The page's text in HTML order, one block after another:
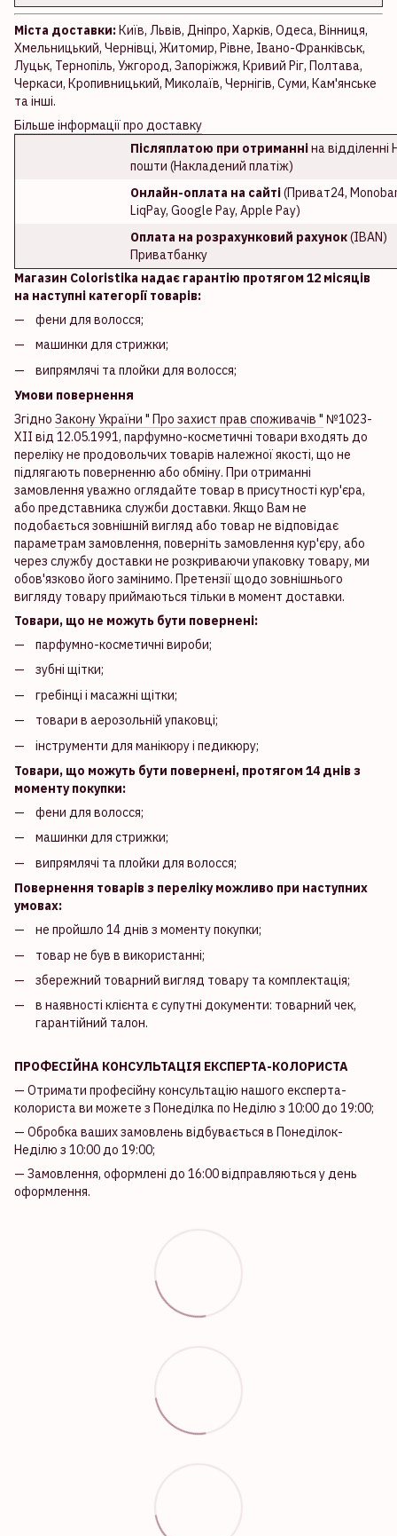
Міста доставки:Київ, Львів, Дніпро, Харків, Одеса, Вінниця,
Хмельницький, Чернівці, Житомир, Рівне, Івано-Франківськ,
Луцьк, Тернопіль, Ужгород, Запоріжжя, Кривий Ріг, Полтава,
Черкаси, Кропивницький, Миколаїв, Чернігів, Суми, Кам'янське
та інші.
Більше інформації про доставку
Післяплатою при отриманніна відділенні
пошти (Накладений платіж)
Онлайн-оплата на сайті(Приват24,
LiqPay, Google Pay, Apple Pay)
Оплата на розрахунковий рахунок(IBAN)
Приватбанку
Магазин Coloristika надає гарантію протягом 12 місяців
на наступні категорії товарів:
фени для волосся;
машинки для стрижки;
випрямлячі та плойки для волосся;
Умови повернення
Згідно Закону України " Про захист прав споживачів " №1023-
XII від 12.05.1991, парфумно-косметичні товари входять до
переліку не продовольчих товарів належної якості, що не
підлягають поверненню або обміну. При отриманні
замовлення уважно оглядайте товар в присутності кур'єра,
або представника служби доставки. Якщо Вам не
подобається зовнішній вигляд або товар не відповідає
параметрам замовлення, поверніть замовлення кур'єру, або
через службу доставки не розкриваючи упаковку товару, ми
обов'язково його замінимо. Претензії щодо зовнішнього
вигляду товару приймаються тільки в момент доставки.
Товари, що не можуть бути повернені:
парфумно-косметичні вироби;
зубні щітки;
гребінці і масажні щітки;
товари в аерозольній упаковці;
інструменти для манікюру і педикюру;
Товари, що можуть бути повернені, протягом 14 днів з
моменту покупки:
фени для волосся;
машинки для стрижки;
випрямлячі та плойки для волосся;
Повернення товарів з переліку можливо при наступних
умовах:
не пройшло 14 днів з моменту покупки;
товар не був в використанні;
збережний товарний вигляд товару та комплектація;
в наявності клієнта є супутні документи: товарний чек,
гарантійний талон.
ПРОФЕСІЙНА КОНСУЛЬТАЦІЯ ЕКСПЕРТА-КОЛОРИСТА
— Отримати професійну консультацію нашого експерта-
колориста ви можете з Понеділка по Неділю з 10:00 до 19:00;
— Обробка ваших замовлень відбувається в Понеділок-
Неділю з 10:00 до 19:00;
— Замовлення, оформлені до 16:00 відправляються у день
оформлення.